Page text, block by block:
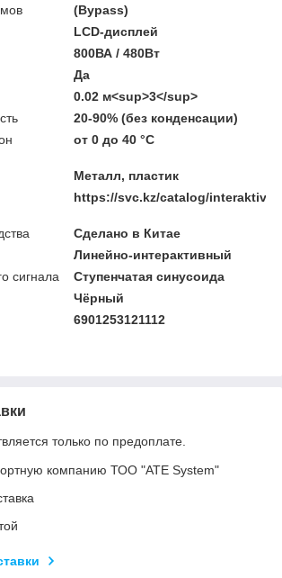
(Bypass)
LCD-дисплей
800ВА / 480Вт
Да
0.02 м<sup>3</sup>
20-90% (без конденсации)
от 0 до 40 °С
Металл, пластик
https://svc.kz/catalog/
Сделано в Китае
Линейно-интерактивный
сигнала
Ступенчатая синусоида
Чёрный
6901253121112
только по предоплате.
компанию ТОО "ATE System"